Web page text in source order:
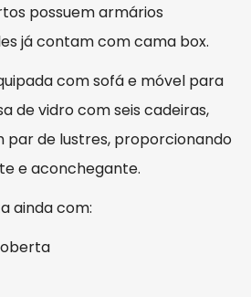
possuem armários
já contam com cama box.
com sofá e móvel para
de vidro com seis cadeiras,
par de lustres, proporcionando
e aconchegante.
ainda com: